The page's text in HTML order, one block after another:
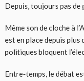
Depuis, toujours pas de
Même son de cloche à
est en place depuis plus
politiques bloquent
Entre-temps, le débat